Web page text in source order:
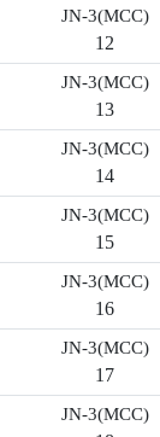
JN-3(MCC)
12
JN-3(MCC)
13
JN-3(MCC)
14
JN-3(MCC)
15
JN-3(MCC)
16
JN-3(MCC)
17
JN-3(MCC)